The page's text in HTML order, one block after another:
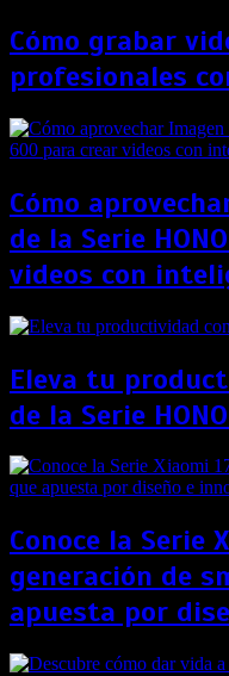
Cómo grabar
profesionales
Cómo
de la Serie
videos con
Eleva tu
de la Serie
Conoce la Serie
generación de
apuesta por